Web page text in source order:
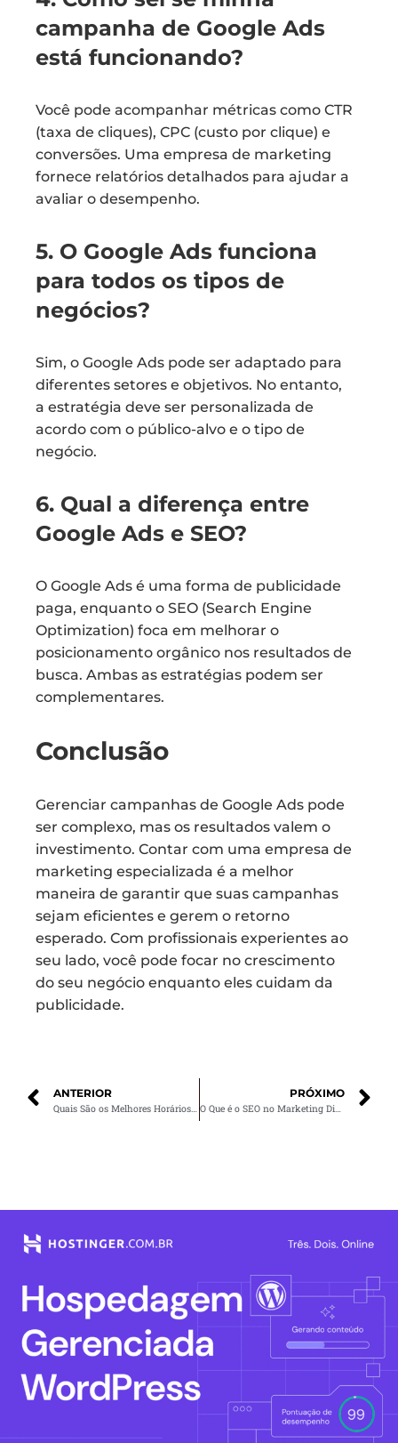
campanha de Google Ads
está funcionando?
Você pode acompanhar métricas como CTR
(taxa de cliques), CPC (custo por clique) e
conversões. Uma empresa de marketing
fornece relatórios detalhados para ajudar a
avaliar o desempenho.
5. O Google Ads funciona
para todos os tipos de
negócios?
Sim, o Google Ads pode ser adaptado para
diferentes setores e objetivos. No entanto,
a estratégia deve ser personalizada de
acordo com o público-alvo e o tipo de
negócio.
6. Qual a diferença entre
Google Ads e SEO?
O Google Ads é uma forma de publicidade
paga, enquanto o SEO (Search Engine
Optimization) foca em melhorar o
posicionamento orgânico nos resultados de
busca. Ambas as estratégias podem ser
complementares.
Conclusão
Gerenciar campanhas de Google Ads pode
ser complexo, mas os resultados valem o
investimento. Contar com uma empresa de
marketing especializada é a melhor
maneira de garantir que suas campanhas
sejam eficientes e gerem o retorno
esperado. Com profissionais experientes ao
seu lado, você pode focar no crescimento
do seu negócio enquanto eles cuidam da
publicidade.
ANTERIOR PRÓXIMO
O Que é o SEO no Marketing Digital?